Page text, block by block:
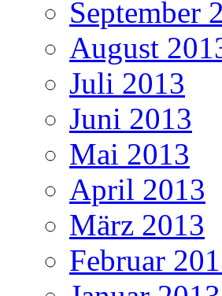
September
August
Juli 2013
Juni 2013
Mai 2013
April 2013
März 2013
Februar